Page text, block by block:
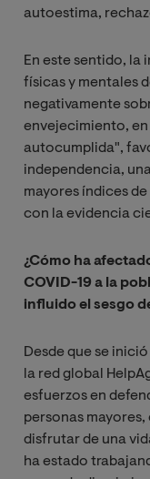
autoestima,
En este sentido, la
físicas y mentales
negativamente
envejecimiento,
autocumplida",
independencia,
mayores índices
con la evidencia
¿Cómo ha
COVID-19 a la
influido el sesgo
Desde que se
la red global
esfuerzos en
personas
disfrutar de una
ha estado